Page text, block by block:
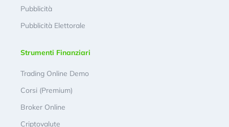
Pubblicità
Pubblicità Elettorale
Strumenti Finanziari
Trading Online Demo
Corsi (Premium)
Broker Online
Criptovalute